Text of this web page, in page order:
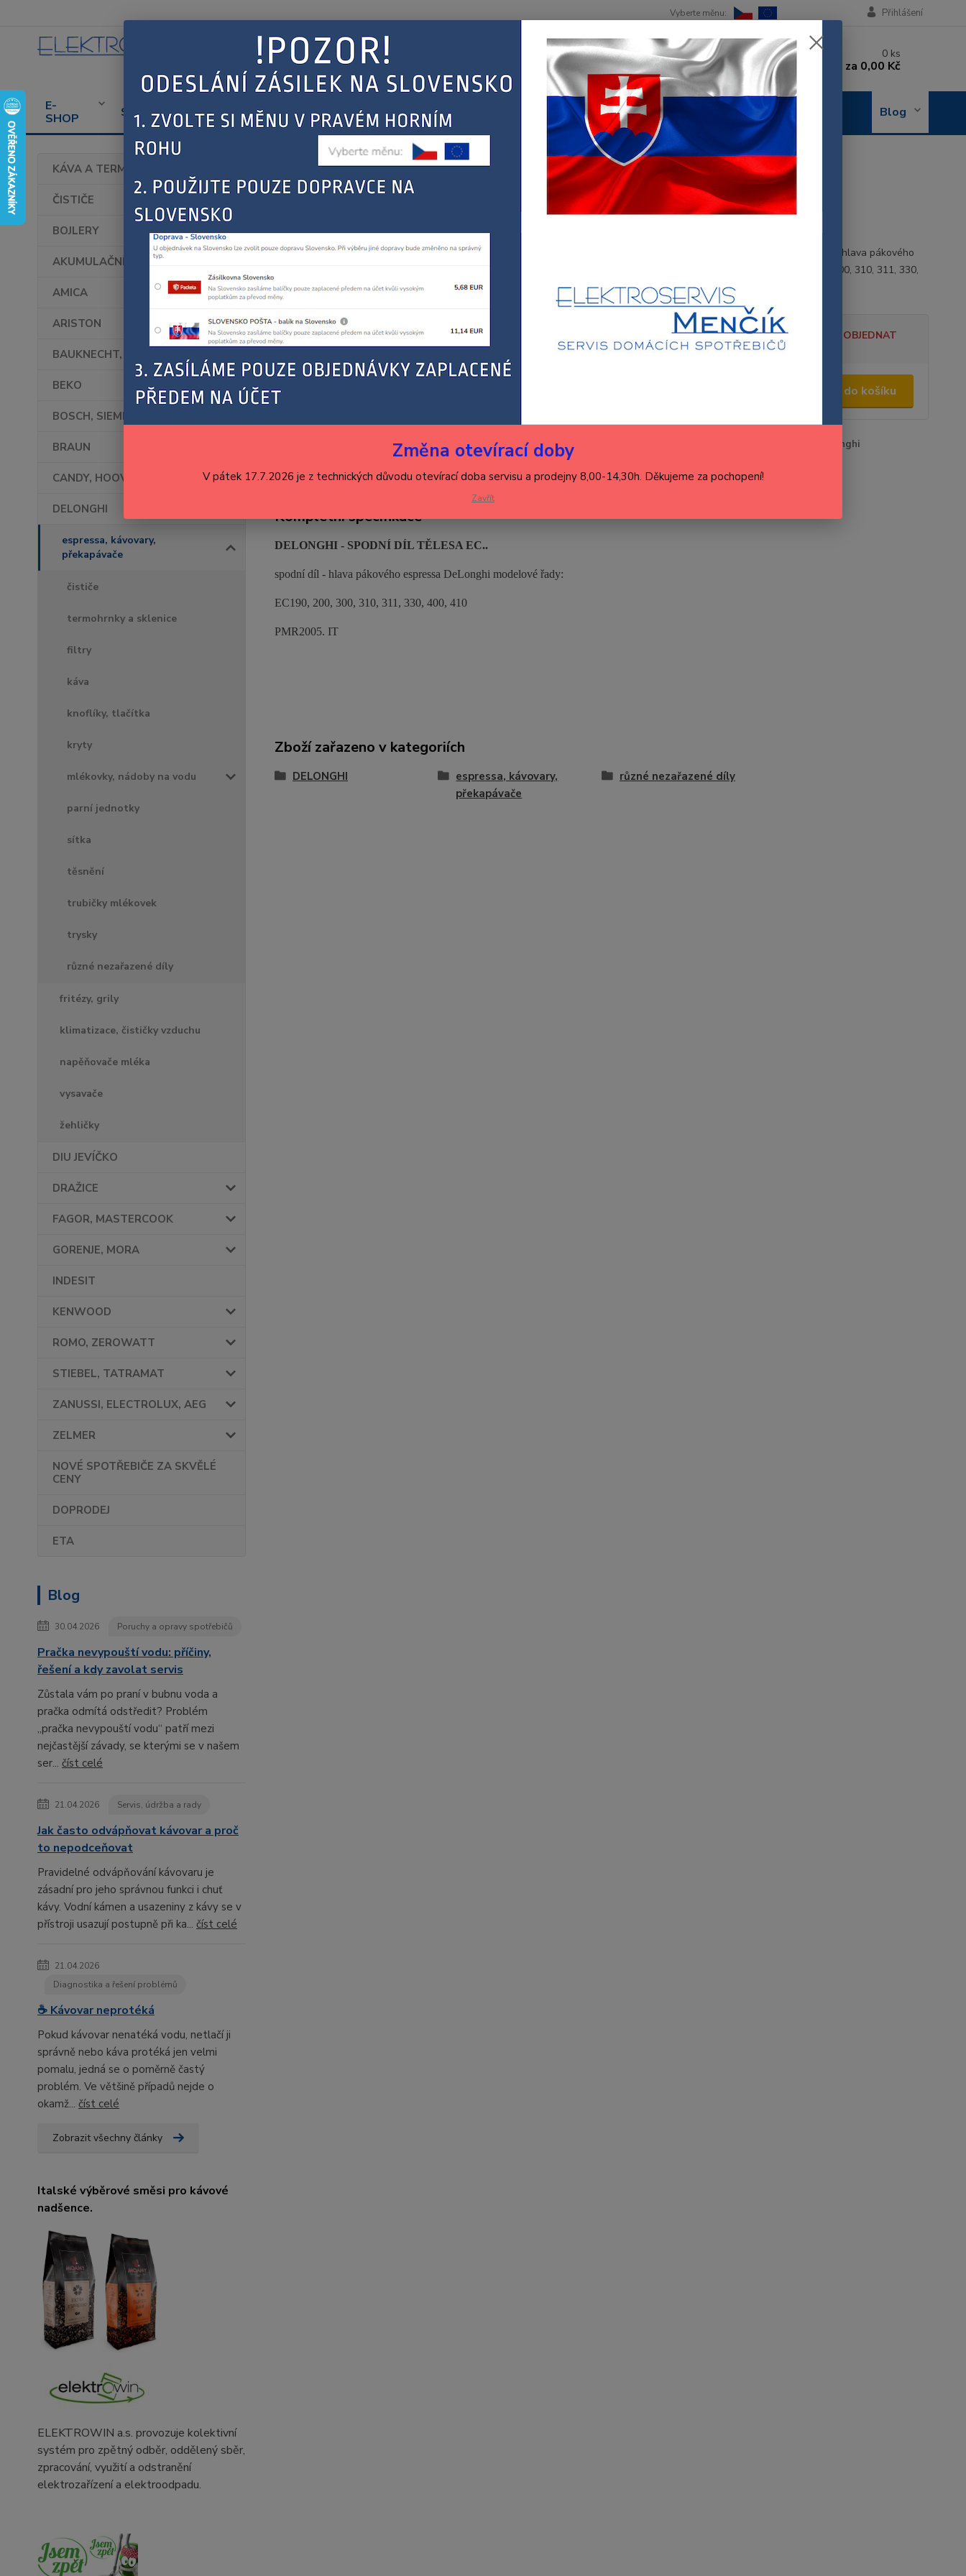
E-
SHOP
SERVIS
SERVISU
SPOTŘEBIČŮ
KONTAKT
OBJEDNÁNÍ
OPRAVY
Blog
Přihlášení
Nevíte si rady? Zavolejte.
+420 602 288 130
(Po-Pá, 8-15 hod.)
0 ks
za 0,00 Kč
KÁVA A TERMOHRNKY
ČISTIČE
BOJLERY
AKUMULAČNÍ KAMNA
AMICA
ARISTON
BAUKNECHT, WHIRLPOOL
BEKO
BOSCH, SIEMENS
BRAUN
CANDY, HOOVER
DELONGHI
espressa, kávovary,
překapávače
čističe
termohrnky a sklenice
filtry
káva
knoflíky, tlačítka
kryty
mlékovky, nádoby na vodu
parní jednotky
sítka
těsnění
trubičky mlékovek
trysky
různé nezařazené díly
fritézy, grily
klimatizace, čističky vzduchu
napěňovače mléka
vysavače
žehličky
DIU JEVÍČKO
DRAŽICE
FAGOR, MASTERCOOK
GORENJE, MORA
INDESIT
KENWOOD
ROMO, ZEROWATT
STIEBEL, TATRAMAT
ZANUSSI, ELECTROLUX, AEG
ZELMER
NOVÉ SPOTŘEBIČE ZA SKVĚLÉ
CENY
DOPRODEJ
ETA
Blog
30.04.2026 Poruchy a opravy spotřebičů
Pračka nevypouští vodu: příčiny,
řešení a kdy zavolat servis
Zůstala vám po praní v bubnu voda a
pračka odmítá odstředit? Problém
„pračka nevypouští vodu“ patří mezi
nejčastější závady, se kterými se v našem
ser... číst celé
21.04.2026 Servis, údržba a rady
Jak často odvápňovat kávovar a proč
to nepodceňovat
Pravidelné odvápňování kávovaru je
zásadní pro jeho správnou funkci i chuť
kávy. Vodní kámen a usazeniny z kávy se v
přístroji usazují postupně při ka... číst celé
21.04.2026
Diagnostika a řešení problémů
☕ Kávovar neprotéká
Pokud kávovar nenatéká vodu, netlačí ji
správně nebo káva protéká jen velmi
pomalu, jedná se o poměrně častý
problém. Ve většině případů nejde o
okamž... číst celé
Zobrazit všechny články
Italské výběrové směsi pro kávové
nadšence.
ELEKTROWIN a.s. provozuje kolektivní
systém pro zpětný odběr, oddělený sběr,
zpracování, využití a odstranění
elektrozařízení a elektroodpadu.
DELONGHI espressa, kávovary, překapávače DELONGHI - SPODNÍ DÍL TĚLESA EC..
DELONGHI - SPODNÍ DÍL TĚLESA EC..
DELONGHI - SPODNÍ DÍL TĚLESA EC.. spodní díl - hlava pákového
espressa DeLonghi modelové řady: EC190, 200, 300, 310, 311, 330,
400, 410 PMR2005. ITcelý popis
Dostupnost NENÍ SKLADEM, LZE OBJEDNAT
Přidat do košíku
DeLonghi
Kompletní specifikace
DELONGHI - SPODNÍ DÍL TĚLESA EC..
spodní díl - hlava pákového espressa DeLonghi modelové řady:
EC190, 200, 300, 310, 311, 330, 400, 410
PMR2005. IT
Zboží zařazeno v kategoriích
DELONGHI
espressa, kávovary,
překapávače
různé nezařazené díly
Změna otevírací doby
V pátek 17.7.2026 je z technických důvodu otevírací doba servisu a prodejny 8,00-14,30h. Děkujeme za pochopení!
Zavřít